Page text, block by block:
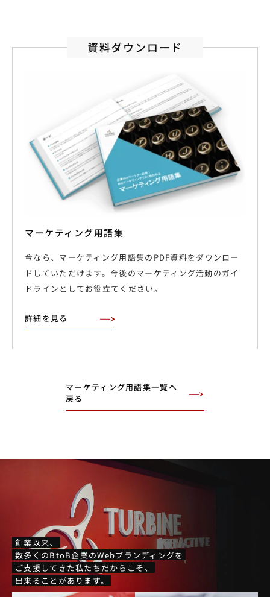
資料ダウンロード
マーケティング用語集
今なら、マーケティング用語集のPDF資料をダウンロー
ドしていただけます。今後のマーケティング活動のガイ
ドラインとしてお役立てください。
詳細を見る
マーケティング用語集一覧へ
戻る
創業以来、
数多くのBtoB企業のWebブランディングを
ご支援してきた私たちだからこそ、
出来ることがあります。